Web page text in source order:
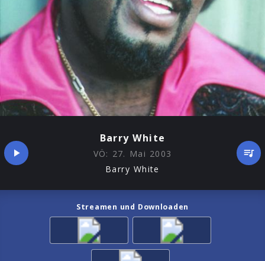
Barry White
VÖ: 27. Mai 2003
Barry White
Streamen und Downloaden